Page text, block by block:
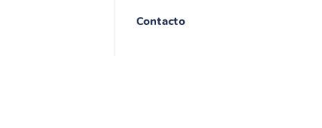
Contacto